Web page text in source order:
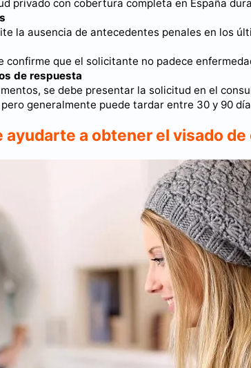
privado con cobertura completa en España
la ausencia de antecedentes penales en los
confirme que el solicitante no padece
de respuesta
se debe presentar la solicitud en el
generalmente puede tardar entre 30 y 90
ayudarte a obtener el visado